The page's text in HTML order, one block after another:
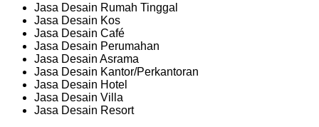
Jasa Desain Rumah Tinggal
Jasa Desain Kos
Jasa Desain Café
Jasa Desain Perumahan
Jasa Desain Asrama
Jasa Desain Kantor/Perkantoran
Jasa Desain Hotel
Jasa Desain Villa
Jasa Desain Resort